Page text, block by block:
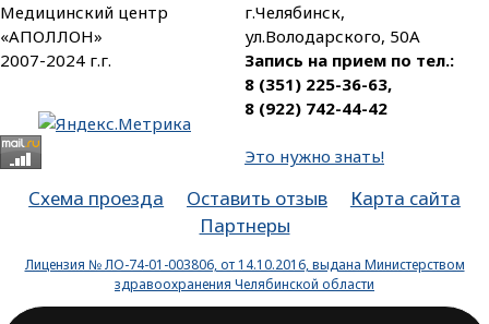
Медицинский центр
«АПОЛЛОН»
2007-2024 г.г.
г.Челябинск,
ул.Володарского, 50А
Запись на прием по тел.:
8 (351) 225-36-63,
8 (922) 742-44-42
Это нужно знать!
Схема проезда Оставить отзыв
Карта сайта
Партнеры
Лицензия № ЛО-74-01-003806, от 14.10.2016, выдана Министерством
здравоохранения Челябинской области